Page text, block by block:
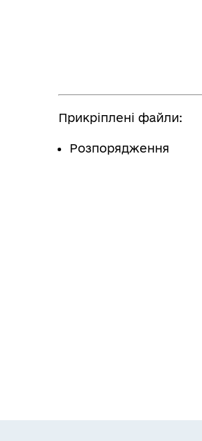
Прикріплені файли:
Розпорядження